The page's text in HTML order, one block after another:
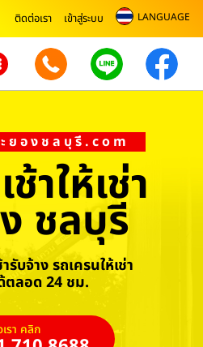
ติดต่อเรา เข้าสู่ระบบ LANGUAGE
ยองชลบุรี.com
าให้เช่า
ชลบุรี
รับจ้าง รถเครนให้เช่า
ตลอด 24 ชม.
รา คลิก